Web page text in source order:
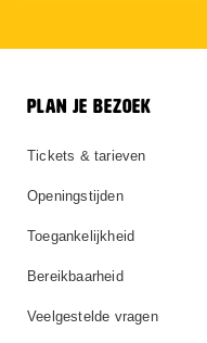
PLAN JE BEZOEK
Tickets & tarieven
Openingstijden
Toegankelijkheid
Bereikbaarheid
Veelgestelde vragen